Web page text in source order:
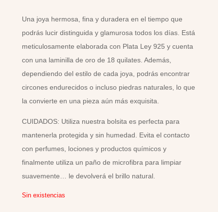
Una joya hermosa, fina y duradera en el tiempo que
podrás lucir distinguida y glamurosa todos los días. Está
meticulosamente elaborada con Plata Ley 925 y cuenta
con una laminilla de oro de 18 quilates. Además,
dependiendo del estilo de cada joya, podrás encontrar
circones endurecidos o incluso piedras naturales, lo que
la convierte en una pieza aún más exquisita.
CUIDADOS: Utiliza nuestra bolsita es perfecta para
mantenerla protegida y sin humedad. Evita el contacto
con perfumes, lociones y productos químicos y
finalmente utiliza un paño de microfibra para limpiar
suavemente… le devolverá el brillo natural.
Sin existencias